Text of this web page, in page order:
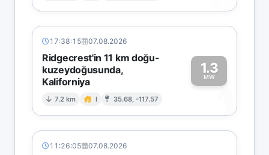
17:38:15 07.08.2026
Ridgecrest'in 11 km doğu-
kuzeydoğusunda,
Kaliforniya
7.2 km I 35.68, -117.57
1.3
MW
1
11:26:05 07.08.2026